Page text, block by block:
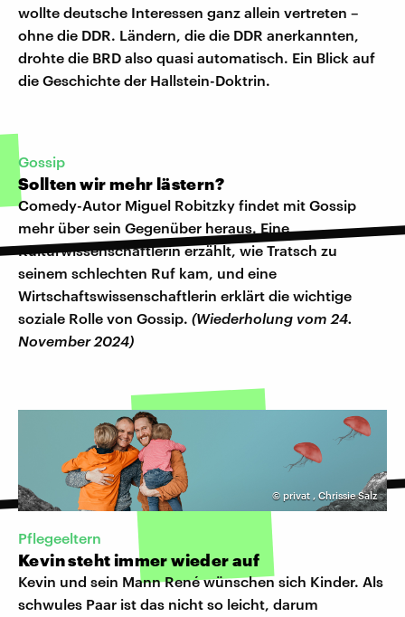
wollte deutsche Interessen ganz allein vertreten –
ohne die DDR. Ländern, die die DDR anerkannten,
drohte die BRD also quasi automatisch. Ein Blick auf
die Geschichte der Hallstein-Doktrin.
Gossip
Sollten wir mehr lästern?
Comedy-Autor Miguel Robitzky findet mit Gossip
mehr über sein Gegenüber heraus. Eine
Kulturwissenschaftlerin erzählt, wie Tratsch zu
seinem schlechten Ruf kam, und eine
Wirtschaftswissenschaftlerin erklärt die wichtige
soziale Rolle von Gossip. (Wiederholung vom 24.
November 2024)
© privat , Chrissie Salz
Pflegeeltern
Kevin steht immer wieder auf
Kevin und sein Mann René wünschen sich Kinder. Als
schwules Paar ist das nicht so leicht, darum